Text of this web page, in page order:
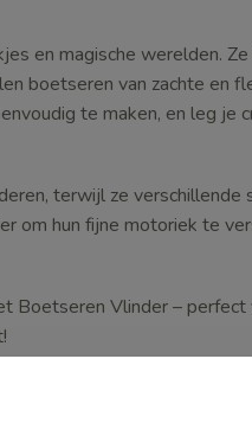
en magische werelden. Ze
boetseren van zachte en
te maken, en leg je
terwijl ze verschillende
om hun fijne motoriek te
Boetseren Vlinder – perfect